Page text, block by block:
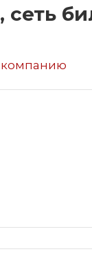
сеть
компанию